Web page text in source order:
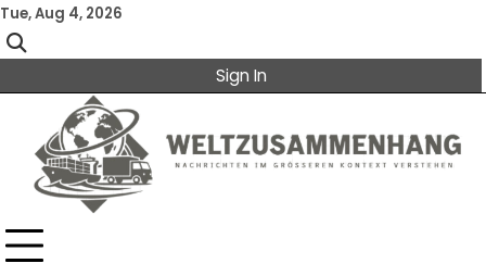
Skip
to
content
Tue, Aug 4, 2026
Sign In